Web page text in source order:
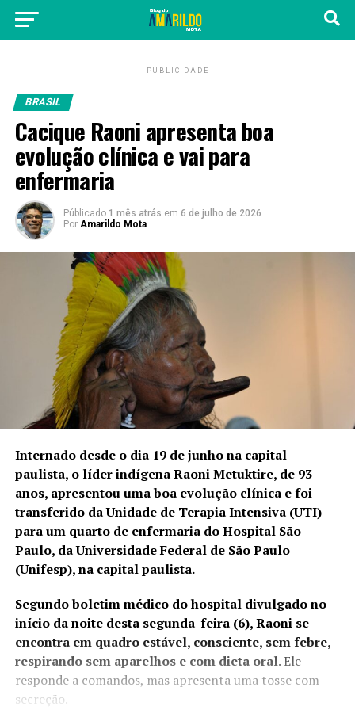
PUBLICIDADE
BRASIL
Cacique Raoni apresenta boa
evolução clínica e vai para
enfermaria
Públicado 1 mês atrás em 6 de julho de 2026
Por Amarildo Mota
Internado desde o dia 19 de junho na capital
paulista, o líder indígena Raoni Metuktire, de 93
anos, apresentou uma boa evolução clínica e foi
transferido da Unidade de Terapia Intensiva (UTI)
para um quarto de enfermaria do Hospital São
Paulo, da Universidade Federal de São Paulo
(Unifesp), na capital paulista.
Segundo boletim médico do hospital divulgado no
início da noite desta segunda-feira (6), Raoni se
encontra em quadro estável, consciente, sem febre,
respirando sem aparelhos e com dieta oral. Ele
responde a comandos, mas apresenta uma tosse com
secreção.